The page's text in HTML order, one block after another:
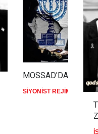
MOSSAD'DA İRAN
SİYONİST REJİM 07